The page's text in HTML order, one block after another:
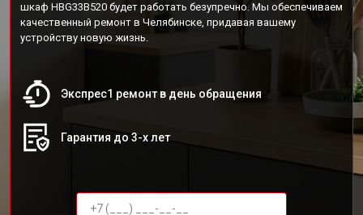
шкаф HBG33B520 будет работать безупречно. Мы обеспечиваем
качественный ремонт в Челябинске, придавая вашему
устройству новую жизнь.
Экспрес1 ремонт в день обращения
Гарантия до 3-х лет